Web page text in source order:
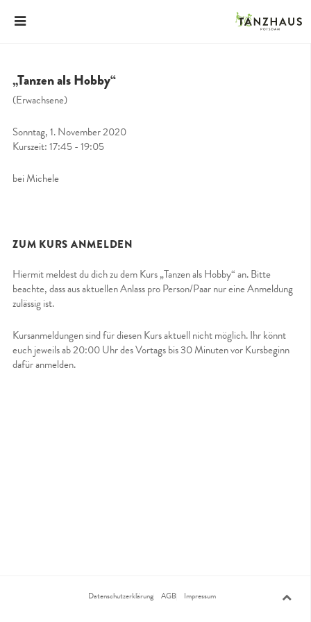
„Tanzen als Hobby“
(Erwachsene)
Sonntag, 1. November 2020
Kurszeit: 17:45 - 19:05
bei Michele
ZUM KURS ANMELDEN
Hiermit meldest du dich zu dem Kurs „Tanzen als Hobby“ an. Bitte
beachte, dass aus aktuellen Anlass pro Person/Paar nur eine Anmeldung
zulässig ist.
Kursanmeldungen sind für diesen Kurs aktuell nicht möglich. Ihr könnt
euch jeweils ab 20:00 Uhr des Vortags bis 30 Minuten vor Kursbeginn
dafür anmelden.
Datenschutzerklärung AGB Impressum